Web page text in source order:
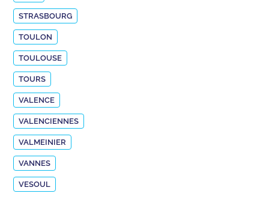
STRASBOURG
TOULON
TOULOUSE
TOURS
VALENCE
VALENCIENNES
VALMEINIER
VANNES
VESOUL